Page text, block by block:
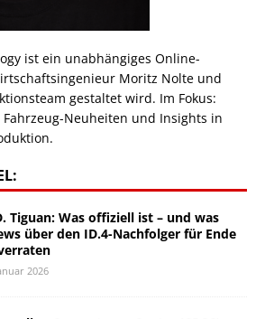
ist ein unabhängiges Online-
Moritz Nolte und
gestaltet wird. Im Fokus:
Fahrzeug-Neuheiten und Insights in
Tiguan: Was offiziell ist – und was
über den ID.4-Nachfolger für Ende
2026